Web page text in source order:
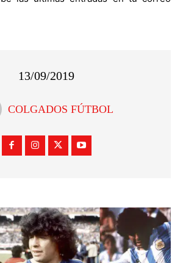
13/09/2019
COLGADOS FÚTBOL